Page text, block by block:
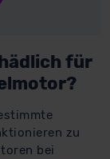
für
zu
bei